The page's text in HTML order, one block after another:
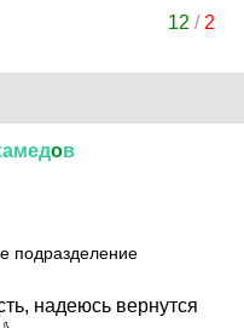
12 / 2
oв
подразделение
надеюсь вернутся